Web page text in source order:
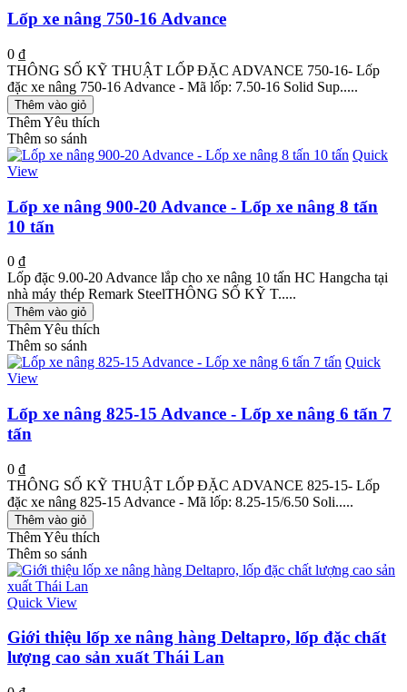
Lốp xe nâng 750-16 Advance
0 ₫
THÔNG SỐ KỸ THUẬT LỐP ĐẶC ADVANCE 750-16- Lốp
đặc xe nâng 750-16 Advance - Mã lốp: 7.50-16 Solid Sup.....
Thêm vào giỏ
Thêm Yêu thích
Thêm so sánh
Quick
View
Lốp xe nâng 900-20 Advance - Lốp xe nâng 8 tấn
10 tấn
0 ₫
Lốp đặc 9.00-20 Advance lắp cho xe nâng 10 tấn HC Hangcha tại
nhà máy thép Remark SteelTHÔNG SỐ KỸ T.....
Thêm vào giỏ
Thêm Yêu thích
Thêm so sánh
Quick
View
Lốp xe nâng 825-15 Advance - Lốp xe nâng 6 tấn 7
tấn
0 ₫
THÔNG SỐ KỸ THUẬT LỐP ĐẶC ADVANCE 825-15- Lốp
đặc xe nâng 825-15 Advance - Mã lốp: 8.25-15/6.50 Soli.....
Thêm vào giỏ
Thêm Yêu thích
Thêm so sánh
Quick View
Giới thiệu lốp xe nâng hàng Deltapro, lốp đặc chất
lượng cao sản xuất Thái Lan